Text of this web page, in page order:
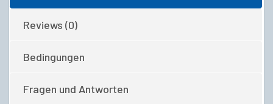
Reviews (0)
Bedingungen
Fragen und Antworten